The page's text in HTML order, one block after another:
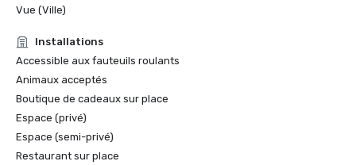
Vue (Ville)
Installations
Accessible aux fauteuils roulants
Animaux acceptés
Boutique de cadeaux sur place
Espace (privé)
Espace (semi-privé)
Restaurant sur place